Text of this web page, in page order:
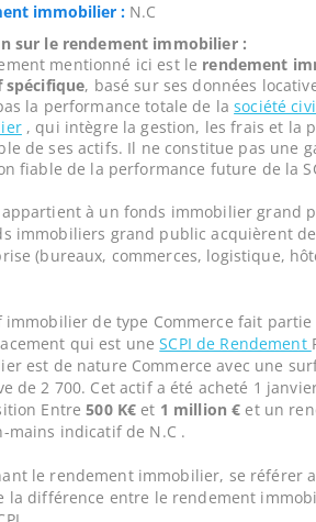
immobilier :N.C
sur le rendement immobilier :
mentionné ici est le rendement
spécifique, basé sur ses données
la performance totale de lasociété
, qui intègre la gestion, les frais et la
de ses actifs. Il ne constitue pas une
fiable de la performance future de la
appartient à un fonds immobilier grand
immobiliers grand public acquièrent
(bureaux, commerces, logistique,
immobilier de type Commerce fait partie
qui est uneSCPI de Rendement
est de nature Commerce avec une
de 2 700. Cet actif a été acheté 1
Entre500 K€ et 1 million € et un
mains indicatif de N.C .
le rendement immobilier, se référer
la différence entre le rendement